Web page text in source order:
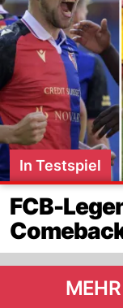
In Testspiel
FCB-